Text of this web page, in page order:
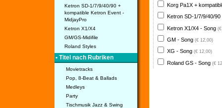
Ketron SD-1/7/9/40/90 +
kompatible Ketron Event -
MidjayPro
Ketron X1/X4
GM/GS-Midifile
Roland Styles
• Titel nach Rubriken
Movietracks
Pop, 8-Beat & Ballads
Medleys
Party
Tischmusik Jazz & Swing
Korg Pa1X +
Ketron SD-1/7/9/40/
Ketron X1/X4 - Song
GM - Song (€ 12,00)
XG - Song (€ 12,00)
Roland GS - Song (€